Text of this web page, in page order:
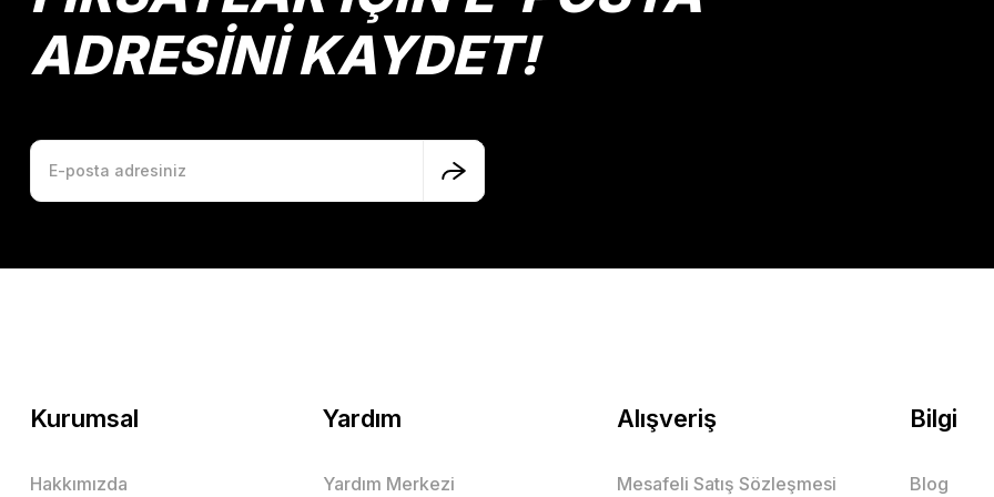
ADRESİNİ KAYDET!
Kurumsal
Hakkımızda
Yardım
Yardım Merkezi
Alışveriş
Mesafeli Satış Sözleşmesi
Bilgi
Blog